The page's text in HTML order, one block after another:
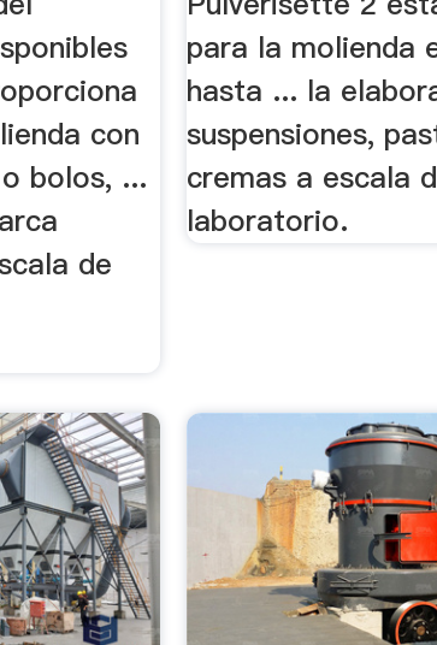
con
bolos, ...
de
para la molienda
hasta ... la
suspensiones,
cremas a escala
laboratorio.